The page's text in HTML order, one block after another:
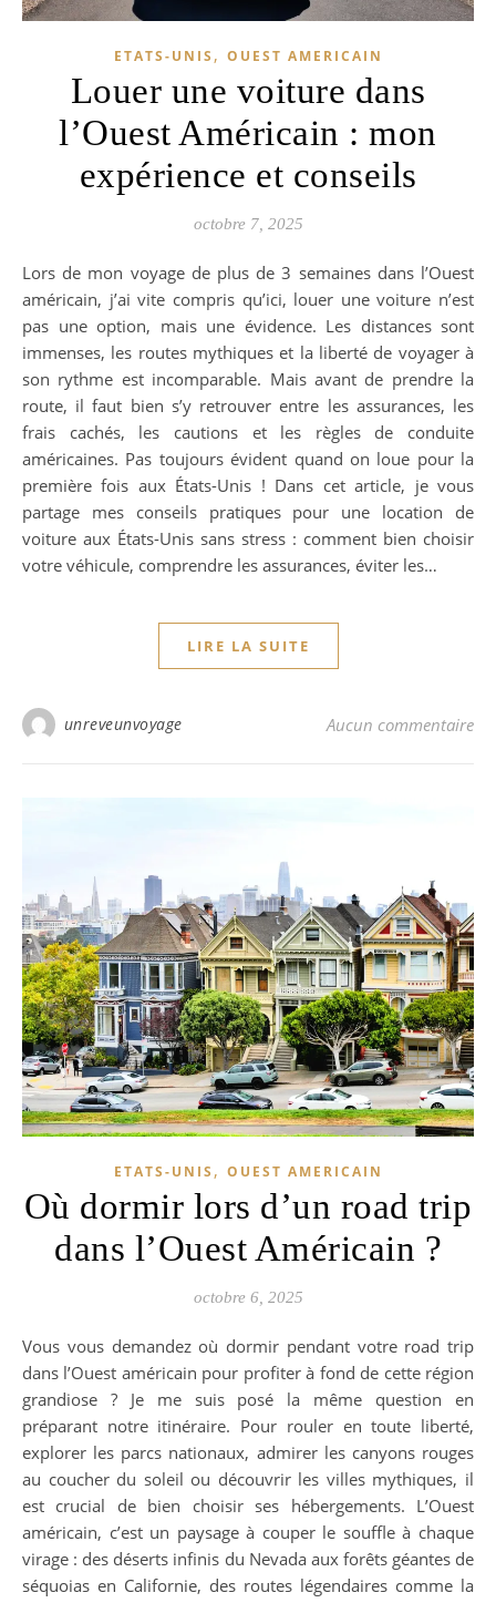
ETATS-UNIS , OUEST AMERICAIN
Louer une voiture dans
l’Ouest Américain : mon
expérience et conseils
octobre 7, 2025
Lors de mon voyage de plus de 3 semaines dans l’Ouest
américain, j’ai vite compris qu’ici, louer une voiture n’est
pas une option, mais une évidence. Les distances sont
immenses, les routes mythiques et la liberté de voyager à
son rythme est incomparable. Mais avant de prendre la
route, il faut bien s’y retrouver entre les assurances, les
frais cachés, les cautions et les règles de conduite
américaines. Pas toujours évident quand on loue pour la
première fois aux États-Unis ! Dans cet article, je vous
partage mes conseils pratiques pour une location de
voiture aux États-Unis sans stress : comment bien choisir
votre véhicule, comprendre les assurances, éviter les…
LIRE LA SUITE
unreveunvoyage Aucun commentaire
ETATS-UNIS , OUEST AMERICAIN
Où dormir lors d’un road trip
dans l’Ouest Américain ?
octobre 6, 2025
Vous vous demandez où dormir pendant votre road trip
dans l’Ouest américain pour profiter à fond de cette région
grandiose ? Je me suis posé la même question en
préparant notre itinéraire. Pour rouler en toute liberté,
explorer les parcs nationaux, admirer les canyons rouges
au coucher du soleil ou découvrir les villes mythiques, il
est crucial de bien choisir ses hébergements. L’Ouest
américain, c’est un paysage à couper le souffle à chaque
virage : des déserts infinis du Nevada aux forêts géantes de
séquoias en Californie, des routes légendaires comme la